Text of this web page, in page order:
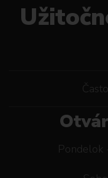
Pondelok